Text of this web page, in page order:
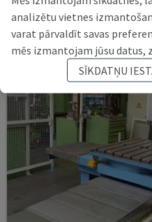
analizētu vietnes
varat pārvaldīt savas
mēs izmantojam jūsu datus,
SĪKDATŅU